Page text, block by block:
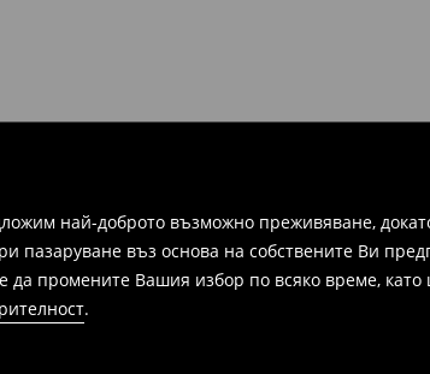
най-доброто възможно преживяване,
пазаруване въз основа на собствените Ви
промените Вашия избор по всяко време,
.